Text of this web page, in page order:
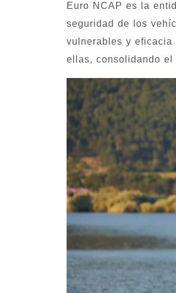
Euro NCAP es la
seguridad de los
vulnerables y eficacia
ellas, consolidando el